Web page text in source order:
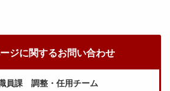
ジに関するお問い合わせ
員課 調整・任用チーム